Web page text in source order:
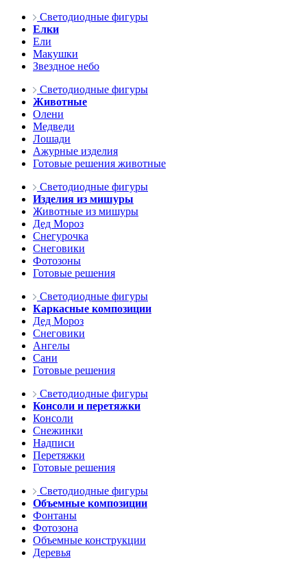
Светодиодные фигуры
Елки
Ели
Макушки
Звездное небо
Светодиодные фигуры
Животные
Олени
Медведи
Лошади
Ажурные изделия
Готовые решения животные
Светодиодные фигуры
Изделия из мишуры
Животные из мишуры
Дед Мороз
Снегурочка
Снеговики
Фотозоны
Готовые решения
Светодиодные фигуры
Каркасные композиции
Дед Мороз
Снеговики
Ангелы
Сани
Готовые решения
Светодиодные фигуры
Консоли и перетяжки
Консоли
Снежинки
Надписи
Перетяжки
Готовые решения
Светодиодные фигуры
Объемные композиции
Фонтаны
Фотозона
Объемные конструкции
Деревья